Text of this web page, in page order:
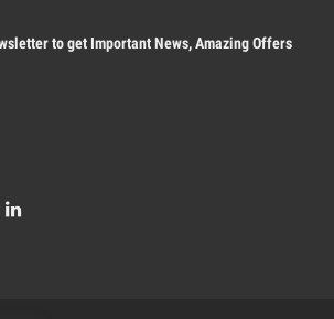
to get Important News, Amazing Offers